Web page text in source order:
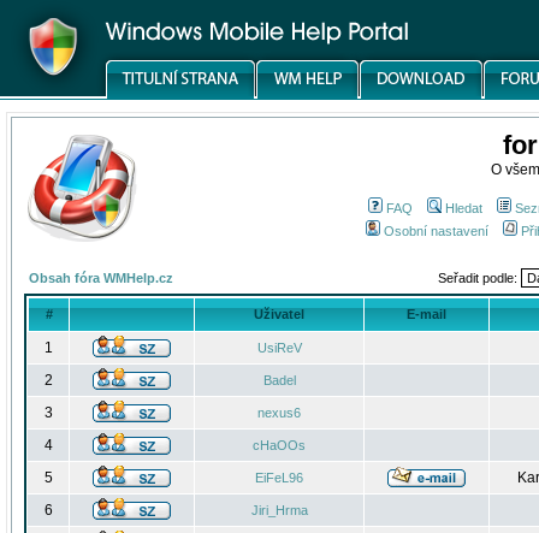
O
FAQ Hledat
Osobní nastavení
Obsah fóra WMHelp.cz Seřadit podle:
# Uživatel E-mail
1 UsiReV
2 Badel
3 nexus6
4 cHaOOs
5 EiFeL96
6
Jiri_Hrma